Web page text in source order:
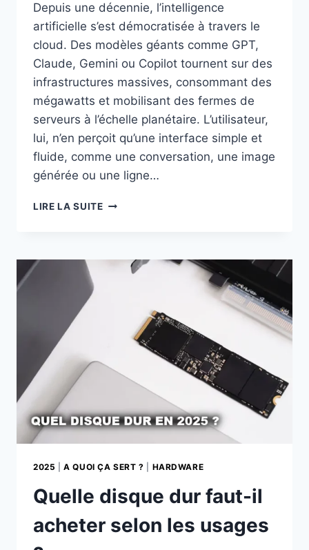
Depuis une décennie, l’intelligence
artificielle s’est démocratisée à travers le
cloud. Des modèles géants comme GPT,
Claude, Gemini ou Copilot tournent sur des
infrastructures massives, consommant des
mégawatts et mobilisant des fermes de
serveurs à l’échelle planétaire. L’utilisateur,
lui, n’en perçoit qu’une interface simple et
fluide, comme une conversation, une image
générée ou une ligne…
LIRE LA SUITELE
ARTIFICIELLES
PERSONNELLES
2025 |A QUOI ÇA SERT ? HARDWARE
Quelle disque dur faut-il
acheter selon les usages